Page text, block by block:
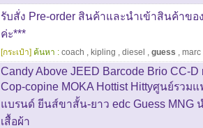
รับสั่ง Pre-order สินค้าและนำเข้าสินค้าขอ
ค่ะ***
[กระเป๋า] ค้นหา : coach , kipling , diesel , guess , marc
Candy Above JEED Barcode Brio CC-D
Cop-copine MOKA Hottist Hittyศูนย์รวม
แบรนด์ ยีนส์ขาสั้น-ยาว edc Guess MNG น
เสื้อผ้า